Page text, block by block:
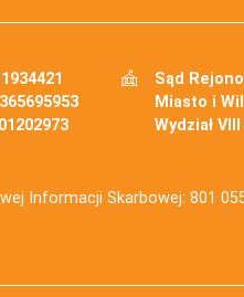
Sąd
Miasto i
Wydział
Informacji Skarbowej: 801